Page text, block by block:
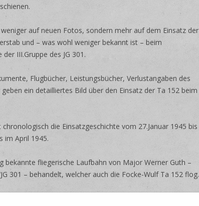
auf neuen Fotos, sondern mehr auf dem Einsatz der
und – was wohl weniger bekannt ist – beim
III.Gruppe des JG 301.
Flugbücher, Leistungsbücher, Verlustangaben des
ein detailliertes Bild über den Einsatz der Ta 152 beim
die Einsatzgeschichte vom 27.Januar 1945 bis
im April 1945.
bekannte fliegerische Laufbahn von Major Werner Guth –
301 – behandelt, welcher auch die Focke-Wulf Ta 152 flog.